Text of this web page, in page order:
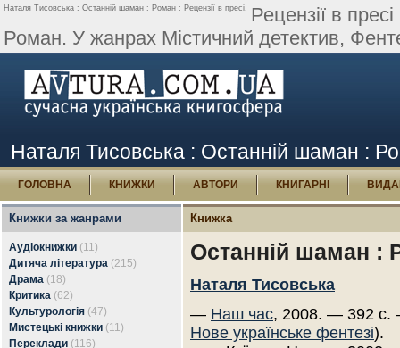
Наталя Тисовська : Останній шаман : Роман : Рецензії в пресі. Рецензії в
Роман. У жанрах Містичний детектив,
Наталя Тисовська : Останній шаман :
ГОЛОВНА КНИЖКИ АВТОРИ КНИГАРНІ
Книжки за жанрами
Аудіокнижки (11)
Дитяча література (215)
Драма (18)
Критика (62)
Культурологія (47)
Мистецькі книжки (11)
Переклади (116)
Книжка
Останній шаман :
Наталя Тисовська
— Наш час, 2008. — 392 с.
Нове українське фентезі).